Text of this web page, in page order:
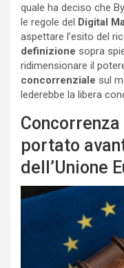
quale ha deciso che
le regole del Digital
aspettare l’esito del
definizione sopra
ridimensionare il
concorrenziale sul
lederebbe la libera
portato
dell’Unione